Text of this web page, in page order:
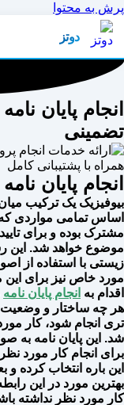
پرش به محتوا
دوتز
انجام پایان
تضمینی
انجام پایان
بیوفیزیک یک ترکیب
اساس تمامی مواردی
مشترک بوده و برای
موضوع خواهد شد. این
زیستی با استفاده از
مورد خاص نیز برای
اقدام به انجام پایان نامه
هر چه ساختار و وضعیت
تری انجام شود، کار
شد. این پایان نامه به
برای انجام کار مورد
این باره انتخاب کرده
بهترین مورد در این
کار مورد نظر نداشته